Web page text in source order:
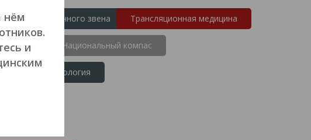
врачей первичного звена Трансляционная медицина
Национальный компас
патология
нём
и